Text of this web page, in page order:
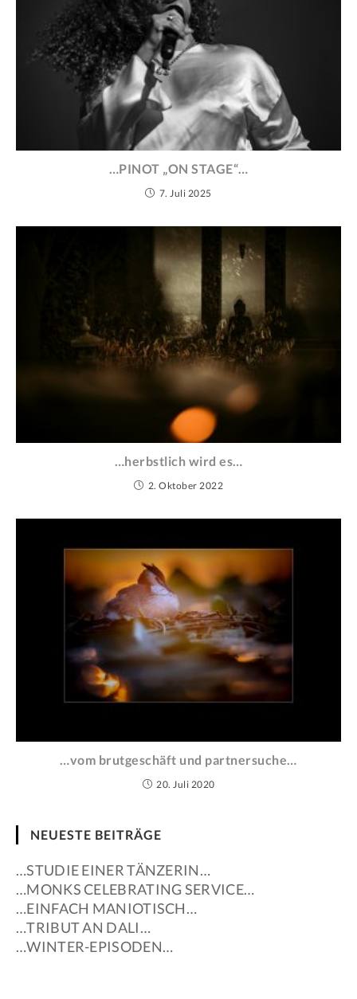
…PINOT „ON STAGE“…
7. Juli 2025
…herbstlich wird es…
2. Oktober 2022
…vom brutgeschäft und partnersuche…
20. Juli 2020
NEUESTE BEITRÄGE
…STUDIE EINER TÄNZERIN…
…MONKS CELEBRATING SERVICE…
…EINFACH MANIOTISCH…
…TRIBUT AN DALI…
…WINTER-EPISODEN…